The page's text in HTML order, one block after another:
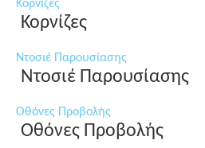
Κορνίζες
Κορνίζες
Ντοσιέ Παρουσίασης
Ντοσιέ Παρουσίασης
Οθόνες Προβολής
Οθόνες Προβολής